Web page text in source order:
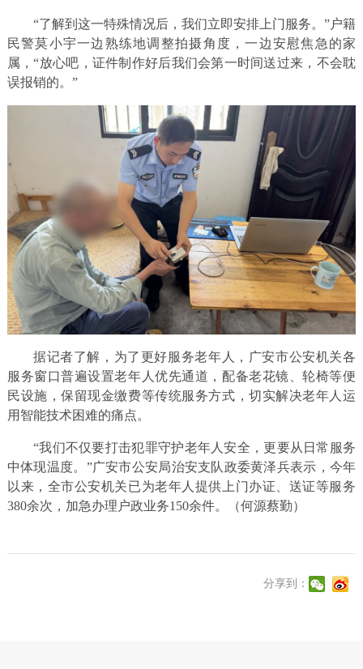
“了解到这一特殊情况后，我们立即安排上门服务。”户籍
民警莫小宇一边熟练地调整拍摄角度，一边安慰焦急的家
属，“放心吧，证件制作好后我们会第一时间送过来，不会耽
误报销的。”
据记者了解，为了更好服务老年人，广安市公安机关各
服务窗口普遍设置老年人优先通道，配备老花镜、轮椅等便
民设施，保留现金缴费等传统服务方式，切实解决老年人运
用智能技术困难的痛点。
“我们不仅要打击犯罪守护老年人安全，更要从日常服务
中体现温度。”广安市公安局治安支队政委黄泽兵表示，今年
以来，全市公安机关已为老年人提供上门办证、送证等服务
380余次，加急办理户政业务150余件。（何源蔡勤）
分享到：